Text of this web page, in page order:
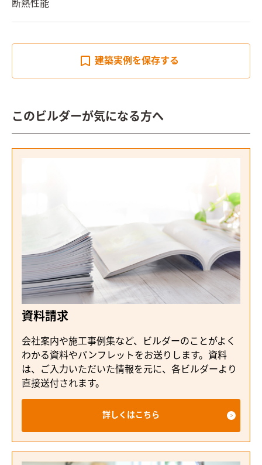
断熱性能
建築実例を保存する
このビルダーが気になる方へ
資料請求
会社案内や施工事例集など、ビルダーのことがよく
わかる資料やパンフレットをお送りします。資料
は、ご入力いただいた情報を元に、各ビルダーより
直接送付されます。
詳しくはこちら